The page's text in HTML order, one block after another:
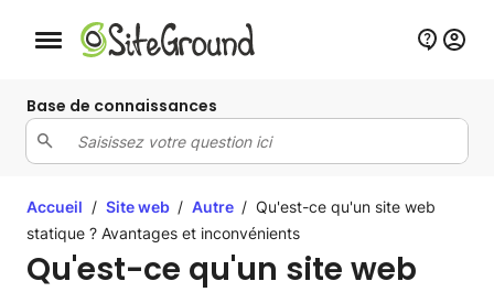
Bouton de navigation mobile
Base de connaissances
Accueil / Site web / Autre / Qu'est-ce qu'un site web
statique ? Avantages et inconvénients
Qu'est-ce qu'un site web